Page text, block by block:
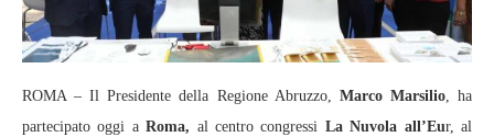
ROMA – Il Presidente della Regione Abruzzo, Marco Marsilio, ha
partecipato oggi aRoma, al centro congressi La Nuvola all’Eur, al